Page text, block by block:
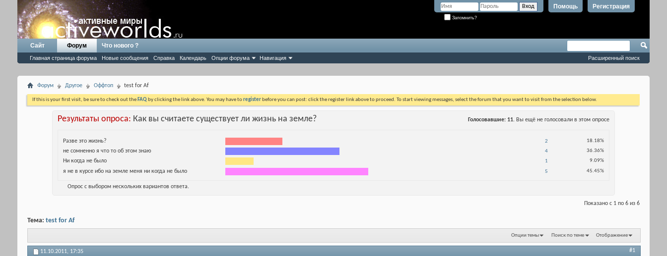
Регистрация
Помощь
Запомнить?
Сайт Форум
Главная страница форума Новые сообщения Справка Календарь Опции форума Навигация
Что нового ?
Расширенный поиск
Форум Другое Оффтоп test for Af
If this is your first visit, be sure to check out the FAQ by clicking the link above. You may have toregister before you can post: click the register link above to proceed. To start viewing messages, select the forum that you want to visit from the selection below.
Результаты опроса: Как вы считаете существует ли жизнь на земле? Голосовавшие 11. Вы ещё не голосовали в этом опросе
Разве это жизнь? 2 18.18%
не сомненно я что то об этом знаю 4 36.36%
Ни когда не было 1 9.09%
я не в курсе ибо на земле меня ни когда не было 5 45.45%
Опрос с выбором нескольких вариантов ответа.
Показано с 1 по 6 из 6
Тема: test for Af
Опции темы Поиск по теме Отображение
11.10.2011, 17:35 #1